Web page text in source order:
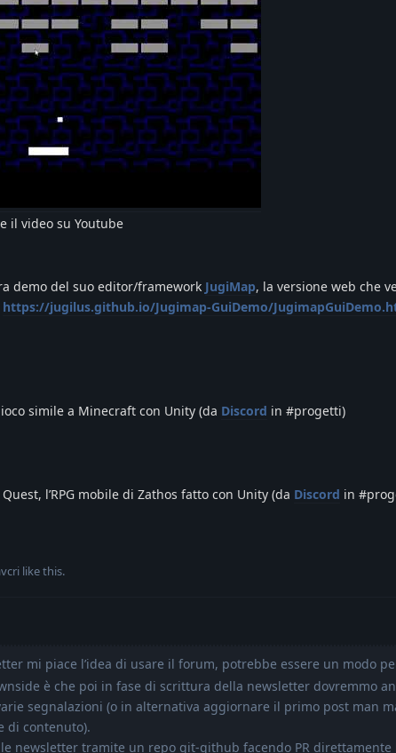
il video su Youtube
demo del suo editor/framework JugiMap, la versione web che
https://jugilus.github.io/Jugimap-GuiDemo/
simile a Minecraft con Unity (da Discord in #progetti)
l’RPG mobile di Zathos fatto con Unity (da Discord in
like this.
mi piace l’idea di usare il forum, potrebbe essere un modo
è che poi in fase di scrittura della newsletter dovremmo
segnalazioni (o in alternativa aggiornare il primo post man
di contenuto).
le newsletter tramite un repo git-github facendo PR direttamente